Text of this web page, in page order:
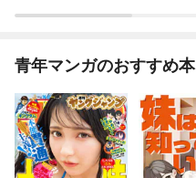
青年マンガのおすすめ本